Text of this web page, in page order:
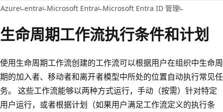
Azure entra Microsoft Entra Microsoft Entra ID 管理
生命周期工作流执行条件和计划
使用生命周期工作流创建的工作流可以根据用户在组织中生命周
期的加入者、移动者和离开者模型中所处的位置自动执行常见任
务。 这些工作流能够以两种方式运行，手动（按需）针对特定
用户运行，或者根据计划（如果用户满足工作流定义的执行条